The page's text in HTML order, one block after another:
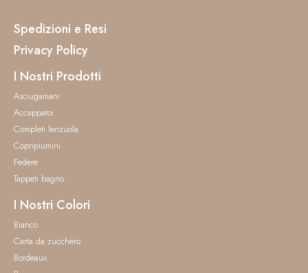
Spedizioni e Resi
Privacy Policy
I Nostri Prodotti
Asciugamani
Accappatoi
Completi lenzuola
Copripiumini
Federe
Tappeti bagno
I Nostri Colori
Bianco
Carta da zucchero
Bordeaux